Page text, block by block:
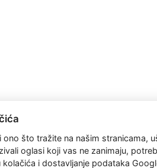
ono što tražite na našim stranicama,
oglasi koji vas ne zanimaju,
kolačića i dostavljanje podataka